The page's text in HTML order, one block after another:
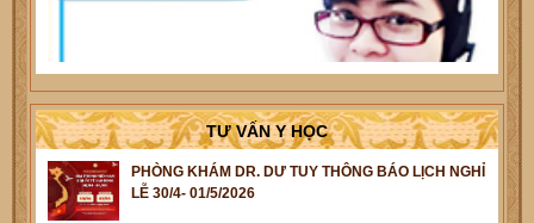
TƯ VẤN Y HỌC
PHÒNG KHÁM DR. DƯ TUY THÔNG BÁO LỊCH NGHỈ
LỄ 30/4- 01/5/2026